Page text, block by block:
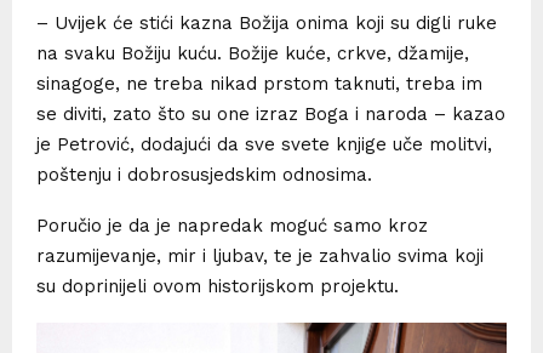
– Uvijek će stići kazna Božija onima koji su digli ruke
na svaku Božiju kuću. Božije kuće, crkve, džamije,
sinagoge, ne treba nikad prstom taknuti, treba im
se diviti, zato što su one izraz Boga i naroda – kazao
je Petrović, dodajući da sve svete knjige uče molitvi,
poštenju i dobrosusjedskim odnosima.
Poručio je da je napredak moguć samo kroz
razumijevanje, mir i ljubav, te je zahvalio svima koji
su doprinijeli ovom historijskom projektu.